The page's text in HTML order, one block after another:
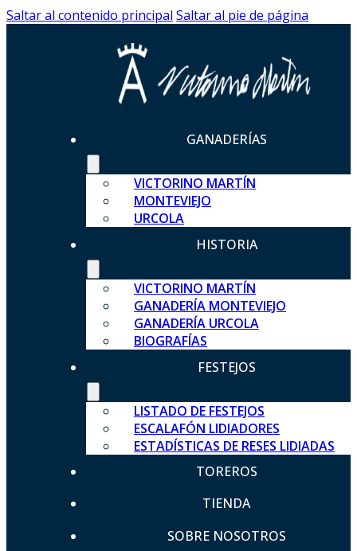
Saltar al contenido principal Saltar al pie de página
GANADERÍAS
VICTORINO MARTÍN
MONTEVIEJO
URCOLA
HISTORIA
VICTORINO MARTÍN
GANADERÍA MONTEVIEJO
GANADERÍA URCOLA
BIOGRAFÍAS
FESTEJOS
LISTADO DE FESTEJOS
ESCALAFÓN LIDIADORES
ESTADÍSTICAS DE RESES LIDIADAS
TOREROS
TIENDA
SOBRE NOSOTROS